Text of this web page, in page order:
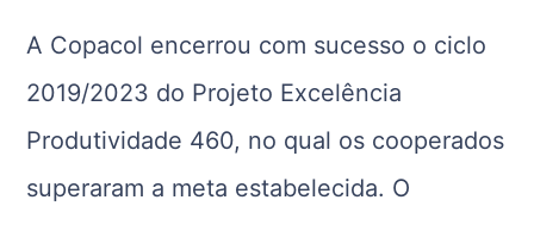
A Copacol encerrou com sucesso o ciclo
2019/2023 do Projeto Excelência
Produtividade 460, no qual os cooperados
superaram a meta estabelecida. O